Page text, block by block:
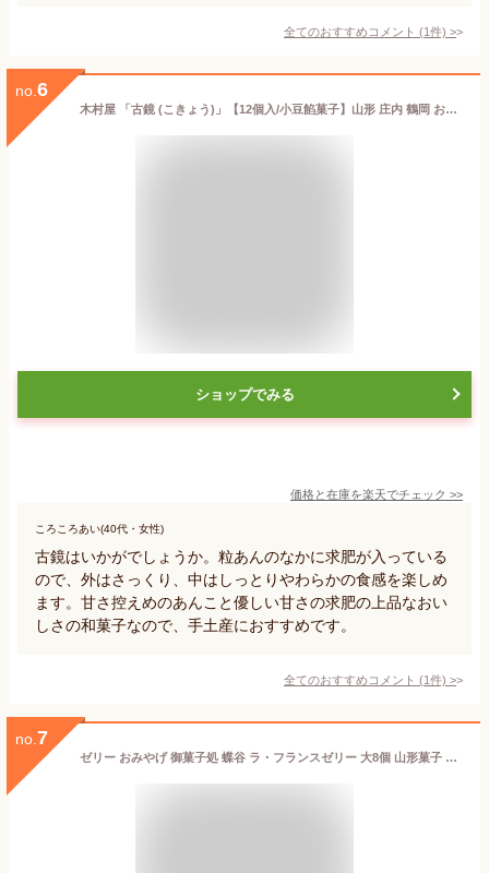
全てのおすすめコメント (1件) >
no. 6
木村屋 「古鏡 (こきょう)」【12個入/小豆餡菓子】山形 庄内 鶴岡 お土産 おみやげ 銘菓 羽黒山 鏡池 お取り寄せ 特産品 名産品 グルメ
ショップでみる
価格と在庫を楽天でチェック >>
ころころあい(40代・女性)
古鏡はいかがでしょうか。粒あんのなかに求肥が入っている
ので、外はさっくり、中はしっとりやわらかの食感を楽しめ
ます。甘さ控えめのあんこと優しい甘さの求肥の上品なおい
しさの和菓子なので、手土産におすすめです。
全てのおすすめコメント (1件) >
no. 7
ゼリー おみやげ 御菓子処 蝶谷 ラ・フランスゼリー 大8個 山形菓子 送料無料